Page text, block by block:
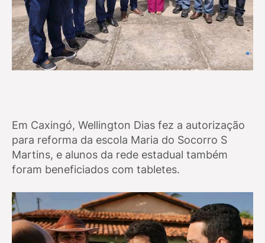
Em Caxingó, Wellington Dias fez a autorização
para reforma da escola Maria do Socorro S
Martins, e alunos da rede estadual também
foram beneficiados com tabletes.